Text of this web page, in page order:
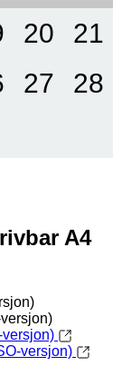
20 21
27 28
A4
versjon)